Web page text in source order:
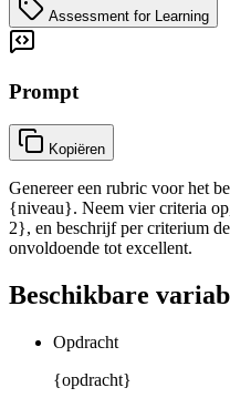
Assessment for Learning
Prompt
Kopiëren
Genereer een rubric voor het
{niveau}. Neem vier criteria
2}, en beschrijf per criterium
onvoldoende tot excellent.
Beschikbare
Opdracht
{opdracht}